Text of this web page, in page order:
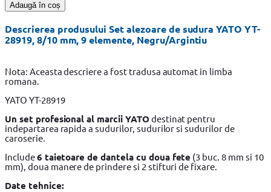
Adaugă în coș
Descrierea produsului Set alezoare de sudura YATO YT-
28919, 8/10 mm, 9 elemente, Negru/Argintiu
Nota: Aceasta descriere a fost tradusa automat in limba
romana.
YATO YT-28919
Un set profesional al marcii YATO destinat pentru
indepartarea rapida a sudurilor, sudurilor si sudurilor de
caroserie.
Include6 taietoare de dantela cu doua fete (3 buc. 8 mm si 10
mm), doua manere de prindere si 2 stifturi de fixare.
Date tehnice: